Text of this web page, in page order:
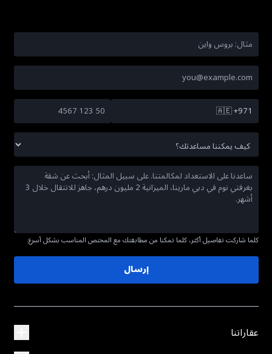
🇦🇪+971
كلما شاركت تفاصيل أكثر، كلما تمكنا من مطابقتك مع المختص المناسب بشكل أسرع.
إرسال
عقاراتنا